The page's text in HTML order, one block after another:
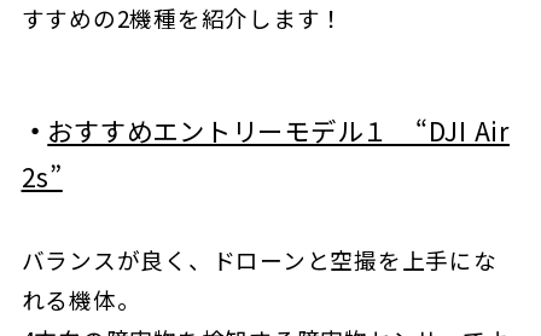
すすめの2機種を紹介します！
・ おすすめエントリーモデル１ “DJI Air
2s”
バランスが良く、ドローンと空撮を上手にな
れる機体。